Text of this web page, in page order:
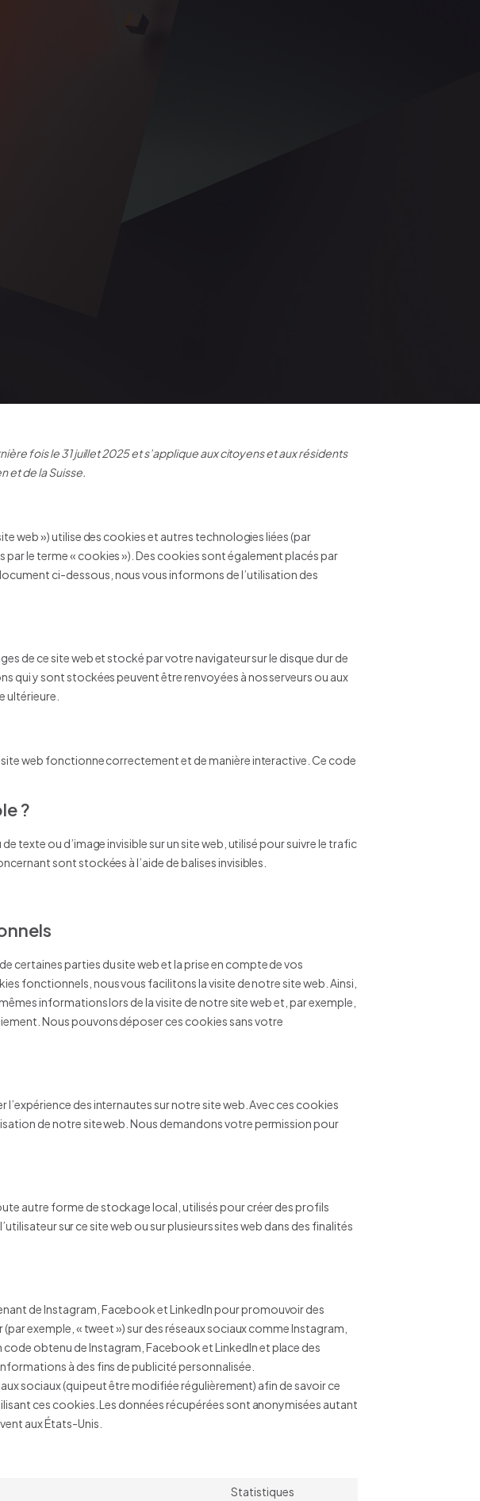
fois le 31 juillet 2025 et s’applique aux citoyens et aux résidents
et de la Suisse.
web ») utilise des cookies et autres technologies liées (par
le terme « cookies »). Des cookies sont également placés par
ci-dessous, nous vous informons de l’utilisation des
de ce site web et stocké par votre navigateur sur le disque dur de
qui y sont stockées peuvent être renvoyées à nos serveurs ou aux
ultérieure.
web fonctionne correctement et de manière interactive. Ce code
?
texte ou d’image invisible sur un site web, utilisé pour suivre le trafic
sont stockées à l’aide de balises invisibles.
parties du site web et la prise en compte de vos
fonctionnels, nous vous facilitons la visite de notre site web. Ainsi,
informations lors de la visite de notre site web et, par exemple,
Nous pouvons déposer ces cookies sans votre
des internautes sur notre site web. Avec ces cookies
de notre site web. Nous demandons votre permission pour
autre forme de stockage local, utilisés pour créer des profils
sur ce site web ou sur plusieurs sites web dans des finalités
de Instagram, Facebook et LinkedIn pour promouvoir des
exemple, « tweet ») sur des réseaux sociaux comme Instagram,
obtenu de Instagram, Facebook et LinkedIn et place des
à des fins de publicité personnalisée.
sociaux (qui peut être modifiée régulièrement) afin de savoir ce
ces cookies. Les données récupérées sont anonymisées autant
aux États-Unis.
Statistiques